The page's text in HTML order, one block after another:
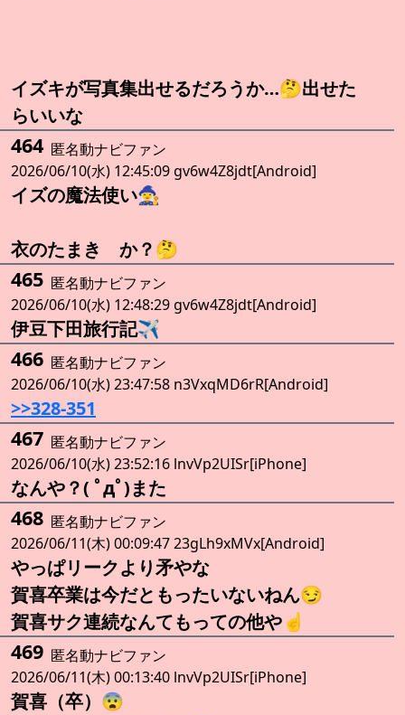
イズキが写真集出せるだろうか…🤔出せた
らいいな
464 匿名動ナビファン
2026/06/10(水) 12:45:09 gv6w4Z8jdt[Android]
イズの魔法使い🧙‍♀️
衣のたまき か？🤔
465 匿名動ナビファン
2026/06/10(水) 12:48:29 gv6w4Z8jdt[Android]
伊豆下田旅行記✈️
466 匿名動ナビファン
2026/06/10(水) 23:47:58 n3VxqMD6rR[Android]
>>328-351
467 匿名動ナビファン
2026/06/10(水) 23:52:16 lnvVp2UISr[iPhone]
なんや？( ﾟдﾟ)また
468 匿名動ナビファン
2026/06/11(木) 00:09:47 23gLh9xMVx[Android]
やっぱリークより矛やな
賀喜卒業は今だともったいないねん😏
賀喜サク連続なんてもっての他や☝️
469 匿名動ナビファン
2026/06/11(木) 00:13:40 lnvVp2UISr[iPhone]
賀喜（卒）😨